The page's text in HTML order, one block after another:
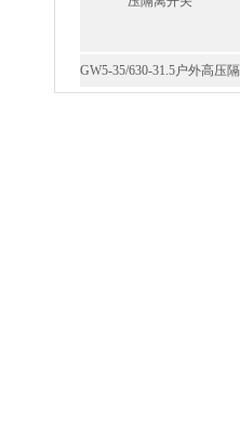
GW5-35/630-31.5户外高压隔